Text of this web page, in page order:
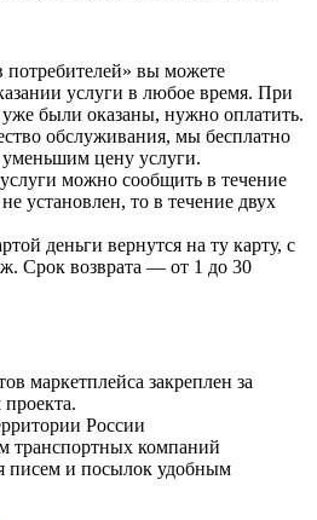
вы можете
услуги в любое время. При
уже были оказаны, нужно оплатить.
обслуживания, мы бесплатно
цену услуги.
можно сообщить в течение
установлен, то в течение двух
деньги вернутся на ту карту, с
Срок возврата — от 1 до 30
маркетплейса закреплен за
России
транспортных компаний
писем и посылок удобным